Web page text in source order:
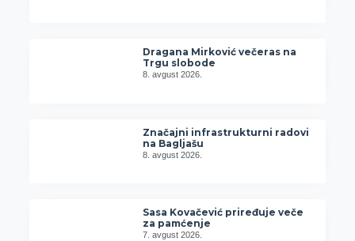
Dragana Mirković večeras na
Trgu slobode
8. avgust 2026.
Značajni infrastrukturni radovi
na Bagljašu
8. avgust 2026.
Sasa Kovačević priređuje veče
za pamćenje
7. avgust 2026.